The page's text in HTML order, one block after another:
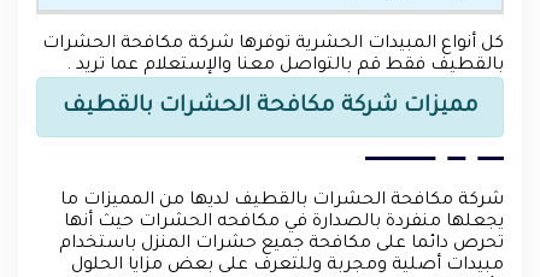
كل أنواع المبيدات الحشرية توفرها شركة مكافحة الحشرات
بالقطيف فقط قم بالتواصل معنا والإستعلام عما تريد .
مميزات شركة مكافحة الحشرات بالقطيف
شركة مكافحة الحشرات بالقطيف لديها من المميزات ما
يجعلها منفردة بالصدارة في مكافحه الحشرات حيث أنها
تحرص دائما على مكافحة جميع حشرات المنزل باستخدام
مبيدات أصلية ومجربة وللتعرف على بعض مزايا الحلول